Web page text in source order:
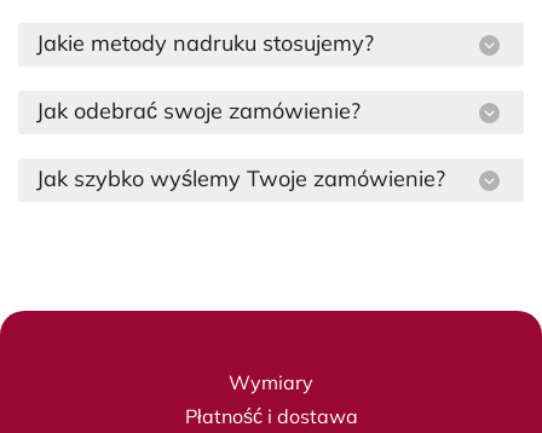
Jakie metody nadruku stosujemy?
Jak odebrać swoje zamówienie?
Jak szybko wyślemy Twoje zamówienie?
Wymiary
Płatność i dostawa